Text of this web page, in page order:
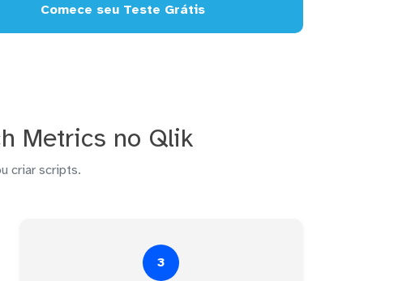
Comece seu Teste Grátis
Metrics no Qlik
criar scripts.
3